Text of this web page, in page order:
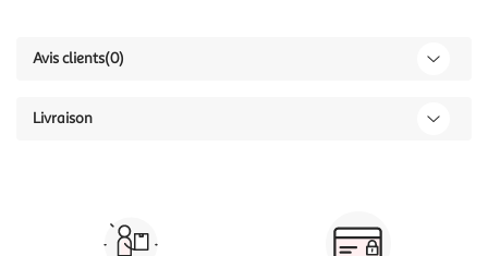
Avis clients(0)
Livraison